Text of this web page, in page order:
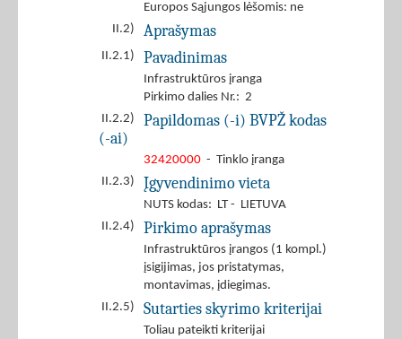
Europos Sąjungos lėšomis: ne
II.2)
Aprašymas
II.2.1) Pavadinimas
Infrastruktūros įranga
Pirkimo dalies Nr.: 2
II.2.2)
Papildomas (-i) BVPŽ kodas
(-ai)
32420000 - Tinklo įranga
II.2.3)
Įgyvendinimo vieta
NUTS kodas: LT - LIETUVA
II.2.4)
Pirkimo aprašymas
Infrastruktūros įrangos (1 kompl.)
įsigijimas, jos pristatymas,
montavimas, įdiegimas.
II.2.5)
Sutarties skyrimo kriterijai
Toliau pateikti kriterijai